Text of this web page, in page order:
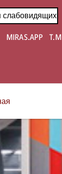
слабовидящих